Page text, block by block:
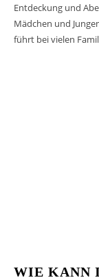
Entdeckung und
Mädchen und
führt bei vielen
WIE KANN